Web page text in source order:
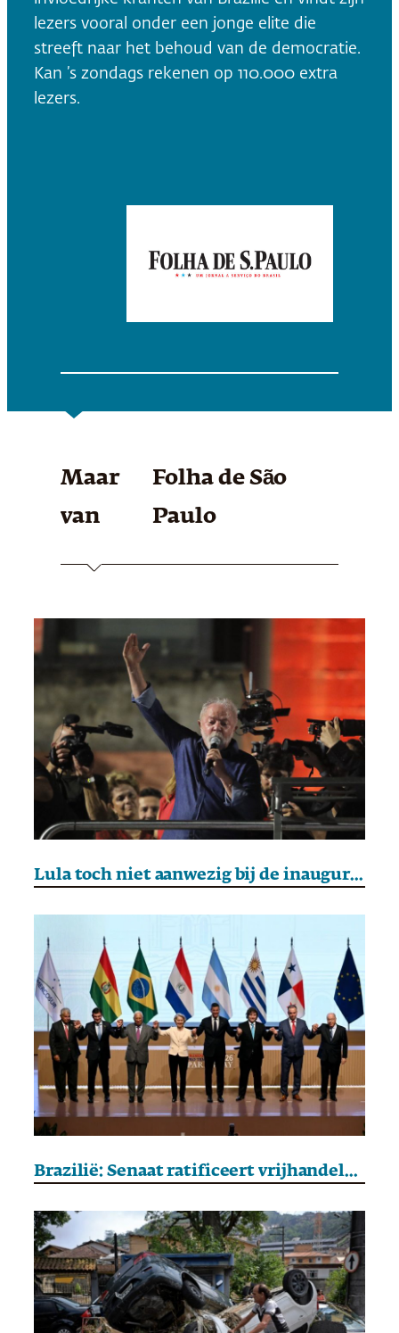
lezers vooral onder een jonge elite die
streeft naar het behoud van de democratie.
Kan ’s zondags rekenen op 110.000 extra
lezers.
Maar
van
Folha de São
Paulo
Lula toch niet aanwezig bij de inauguratie van Chileense president Kast
Brazilië: Senaat ratificeert vrijhandelsakkoord tussen EU en Mercosur